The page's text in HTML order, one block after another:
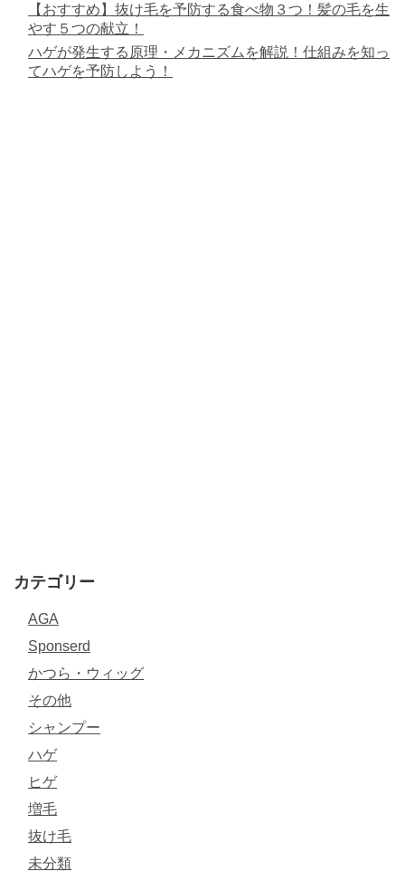
【おすすめ】抜け毛を予防する食べ物３つ！髪の毛を生
やす５つの献立！
ハゲが発生する原理・メカニズムを解説！仕組みを知っ
てハゲを予防しよう！
カテゴリー
AGA
Sponserd
かつら・ウィッグ
その他
シャンプー
ハゲ
ヒゲ
増毛
抜け毛
未分類